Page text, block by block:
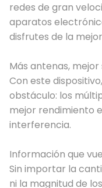
redes de gran
aparatos
disfrutes de la
Más antenas, mejor
Con este
obstáculo: los
mejor rendimiento
interferencia.
Información que
Sin importar la
ni la magnitud de